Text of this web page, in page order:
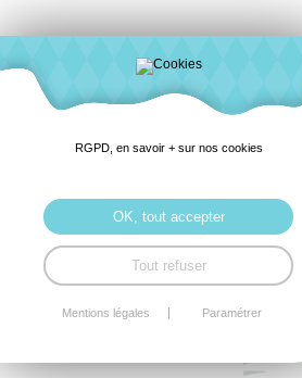
RGPD, en savoir + sur nos cookies
OK, tout accepter
Tout refuser
Mentions légales Paramétrer